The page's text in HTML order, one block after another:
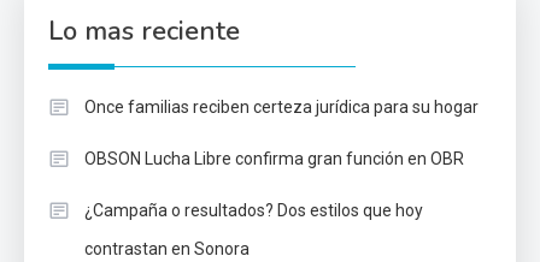
Lo mas reciente
Once familias reciben certeza jurídica para su hogar
OBSON Lucha Libre confirma gran función en OBR
¿Campaña o resultados? Dos estilos que hoy
contrastan en Sonora